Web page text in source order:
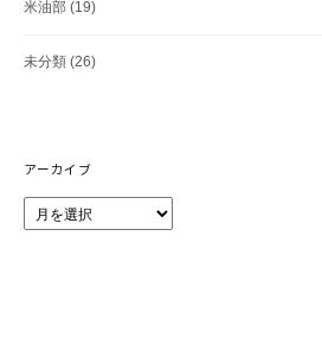
米油部 (19)
未分類 (26)
アーカイブ
ー